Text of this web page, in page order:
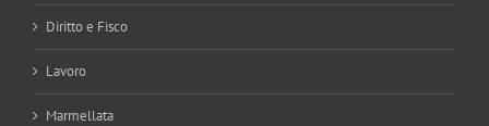
Diritto e Fisco
Lavoro
Marmellata